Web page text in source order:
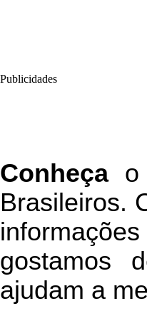
Publicidades
Conheçao
Brasileiros.
gostamos
ajudam a